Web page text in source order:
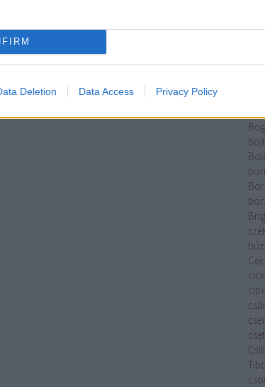
Deletion Data Access Privacy Policy